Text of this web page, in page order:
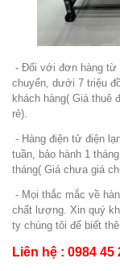
- Đối với đơn hàng từ
chuyển, dưới 7 triệu
khách hàng( Giá thuê
rẻ).
- Hàng điện tử điện
tuần, bảo hành 1
tháng( Giá chưa giá
- Mọi thắc mắc về
chất lượng. Xin quý
ty chúng tôi để biết
Liên hệ : 0984 45